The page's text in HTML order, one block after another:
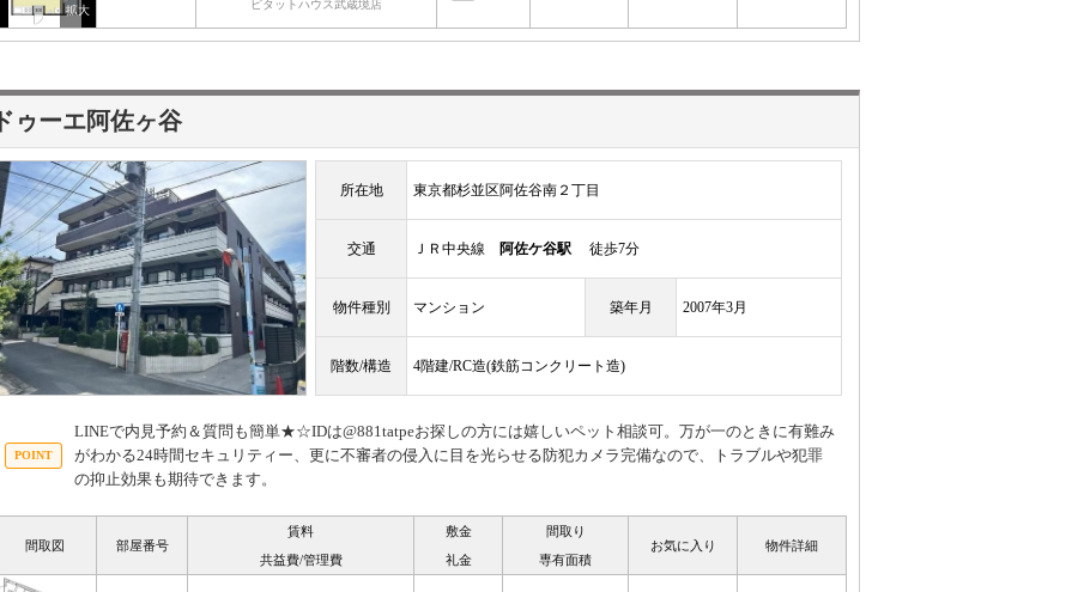
ピタットハウス武蔵境店
ドゥーエ阿佐ヶ谷
所在地 東京都杉並区阿佐谷南２丁目
交通 ＪＲ中央線 阿佐ケ谷駅 徒歩7分
物件種別 マンション 築年月 2007年3月
階数/構造 4階建/RC造(鉄筋コンクリート造)
LINEで内見予約＆質問も簡単★☆IDは@881tatpeお探しの方には嬉しいペット相談可。万が一のときに有難み
がわかる24時間セキュリティー、更に不審者の侵入に目を光らせる防犯カメラ完備なので、トラブルや犯罪
の抑止効果も期待できます。
間取図 部屋番号
賃料
共益費/管理費
敷金
礼金
間取り
専有面積
お気に入り 物件詳細